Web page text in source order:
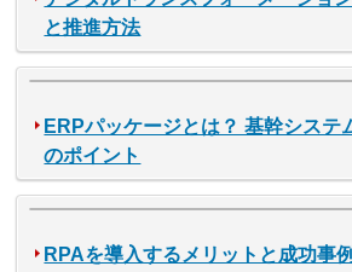
と推進方法
ERPパッケージとは？ 基幹システ
のポイント
RPAを導入するメリットと成功事